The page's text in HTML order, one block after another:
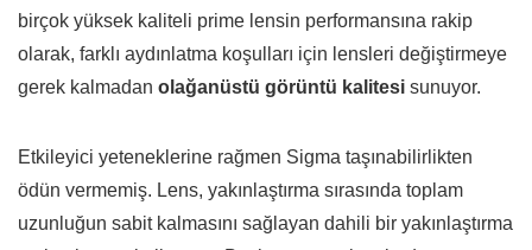
birçok yüksek kaliteli prime lensin performansına rakip
olarak, farklı aydınlatma koşulları için lensleri değiştirmeye
gerek kalmadan olağanüstü görüntü kalitesi sunuyor.
Etkileyici yeteneklerine rağmen Sigma taşınabilirlikten
ödün vermemiş. Lens, yakınlaştırma sırasında toplam
uzunluğun sabit kalmasını sağlayan dahili bir yakınlaştırma